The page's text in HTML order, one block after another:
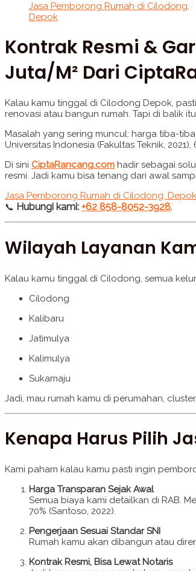
Jasa Pemborong Rumah di Cilodong,
Depok
Kontrak Resmi &
Juta/m² Dari
Kalau kamu tinggal di Cilodong Depok,
renovasi atau bangun rumah. Tapi di balik
Masalah yang sering muncul: harga tiba-
Universitas Indonesia (Fakultas Teknik,
Di sini CiptaRancang.com hadir sebagai
resmi. Jadi kamu bisa tenang dari awal
Jasa Pemborong Rumah di Cilodong, Depok
📞 Hubungi kami: +62 858-8052-3928.
Wilayah Layanan
Kalau kamu tinggal di Cilodong, semua
Cilodong
Kalibaru
Jatimulya
Kalimulya
Sukamaju
Jadi, mau rumah kamu di perumahan,
Kenapa Harus Pilih
Kami paham kalau kamu pasti ingin
Harga Transparan Sejak Awal
Semua biaya kami detailkan di RAB.
70% (Santoso, 2022).
Pengerjaan Sesuai Standar SNI
Rumah kamu akan dibangun atau
Kontrak Resmi, Bisa Lewat Notaris